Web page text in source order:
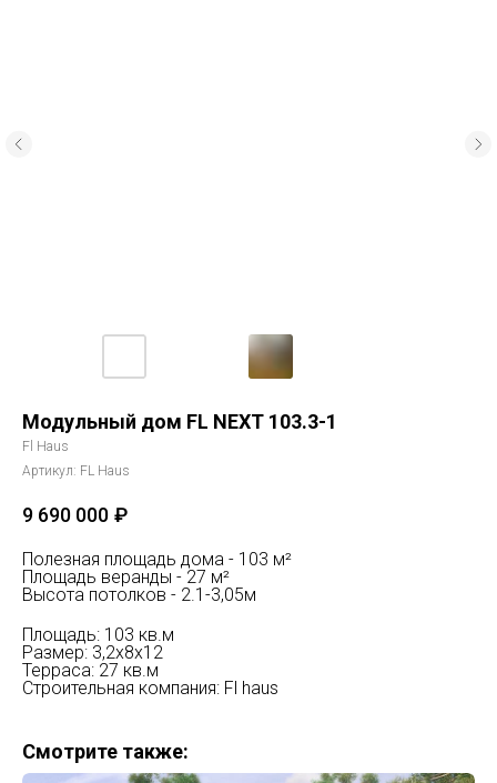
Модульный дом FL NEXT 103.3-1
Fl Haus
Артикул: FL Haus
9 690 000 ₽
Полезная площадь дома - 103 м²
Площадь веранды - 27 м²
Высота потолков - 2.1-3,05м
Площадь: 103 кв.м
Размер: 3,2х8х12
Терраса: 27 кв.м
Строительная компания: Fl haus
Смотрите также: